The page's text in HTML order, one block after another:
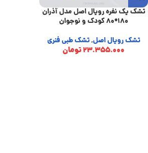
تشک یک نفره رویال اصل مدل آذران
180*80 کودک و نوجوان
تشک رویال اصل,تشک طبی فنری
23.355.000تومان